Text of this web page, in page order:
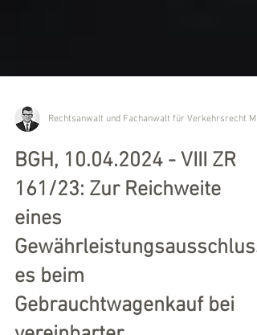
BGH, 10.04.2024 - VIII ZR
161/23: Zur Reichweite
eines
Gewährleistungsausschluss
es beim